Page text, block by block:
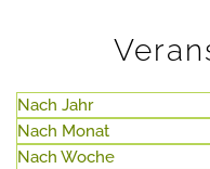
Nach Jahr
Nach Monat
Nach Woche